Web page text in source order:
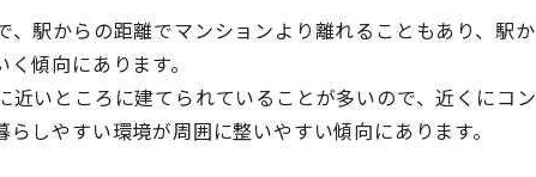
駅からの距離でマンションより離れることもあり、駅か
傾向にあります。
いところに建てられていることが多いので、近くにコン
しやすい環境が周囲に整いやすい傾向にあります。